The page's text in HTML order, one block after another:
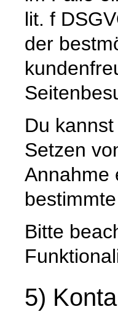
lit. f
der
Du
Setzen
Annahme
Bitte
5)